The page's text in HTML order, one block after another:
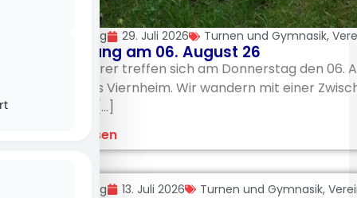
Uli Möhring 29. Juli 2026 Turnen und Gymnasik,
Wanderung am 06. August 26
Die Wanderer treffen sich am Donnerstag den 06.
Bürgerhaus Viernheim. Wir wandern mit einer
Wald zum [...]
Beitrag lesen
Uli Möhring 13. Juli 2026 Turnen und Gymnasik,